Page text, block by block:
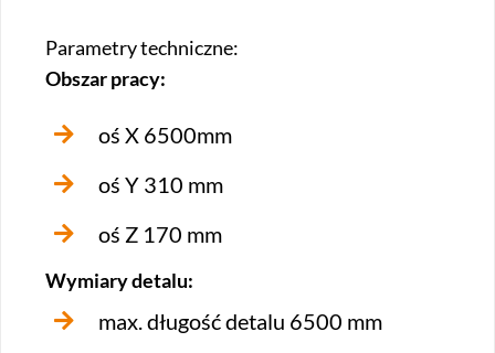
Parametry techniczne:
Obszar pracy:
oś X 6500mm
oś Y 310 mm
oś Z 170 mm
Wymiary detalu:
max. długość detalu 6500 mm